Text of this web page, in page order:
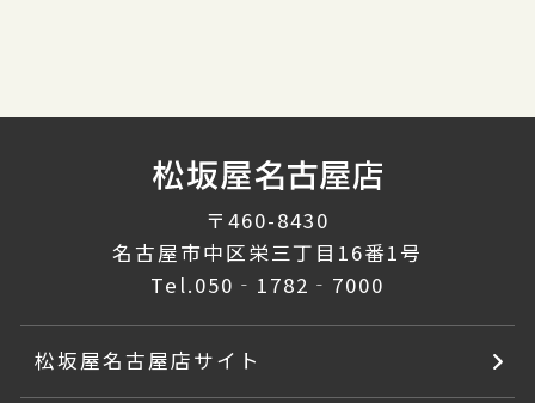
〒460-8430
名古屋市中区栄三丁目16番1号
Tel.050‐1782‐7000
松坂屋名古屋店サイト